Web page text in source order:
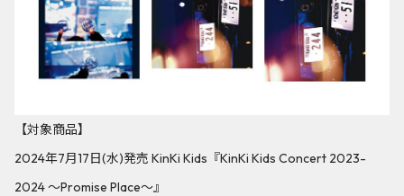
【対象商品】
2024年7月17日(水)発売 KinKi Kids『KinKi Kids Concert 2023-
2024 ～Promise Place～』